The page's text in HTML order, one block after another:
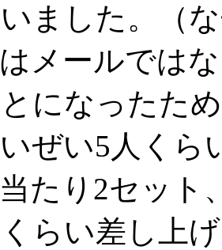
ました。（
メールでは
になったた
ぜい5人くら
たり2セット
くらい差し上